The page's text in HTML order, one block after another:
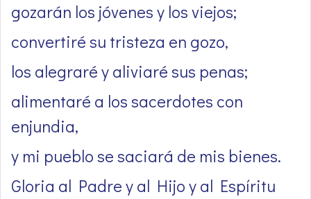
gozarán los jóvenes y los viejos;
convertiré su tristeza en gozo,
los alegraré y aliviaré sus penas;
alimentaré a los sacerdotes con
enjundia,
y mi pueblo se saciará de mis bienes.
Gloria al Padre y al Hijo y al Espíritu